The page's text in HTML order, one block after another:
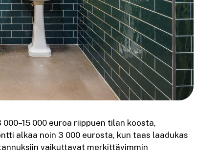
000 euroa riippuen tilan koosta,
alkaa noin 3 000 eurosta, kun taas laadukas
vaikuttavat merkittävimmin